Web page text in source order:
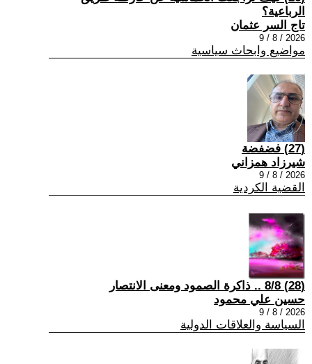
الرباعية؟
تاج السر عثمان
2026 / 8 / 9
مواضيع وابحاث سياسية
(27) فضفضة
شيرزاد همزاني
2026 / 8 / 9
القضية الكردية
(28) 8/8 .. ذاكرة الصمود ومعنى الانتصار
حسين علي محمود
2026 / 8 / 9
السياسة والعلاقات الدولية